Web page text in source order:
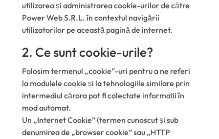
utilizarea și administrarea cookie-urilor de către
Power Web S.R.L. în contextul navigării
utilizatorilor pe această pagină de internet.
2. Ce sunt cookie-urile?
Folosim termenul „cookie”-uri pentru a ne referi
la modulele cookie și la tehnologiile similare prin
intermediul cărora pot fi colectate informații în
mod automat.
Un „Internet Cookie” (termen cunoscut și sub
denumirea de „browser cookie” sau „HTTP